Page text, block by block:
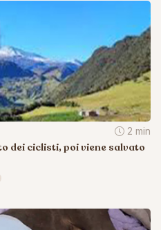
2 min
dei ciclisti, poi viene salvato